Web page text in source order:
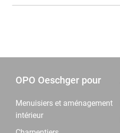
OPO Oeschger pour
Menuisiers et aménagement
intérieur